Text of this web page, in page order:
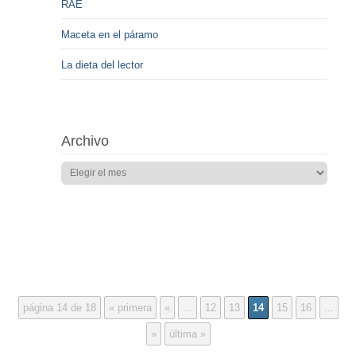
RAE
Maceta en el páramo
La dieta del lector
Archivo
página 14 de 18 « primera « ... 12 13 14 15 16 ...
» última »